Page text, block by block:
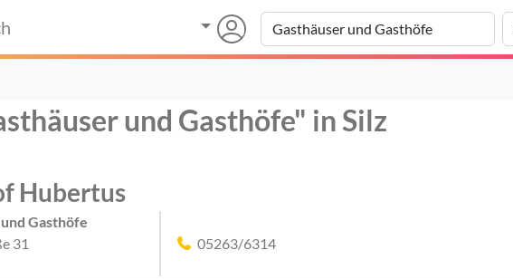
und Gasthöfe" in Silz
Hubertus
Gasthöfe
31
05263/6314